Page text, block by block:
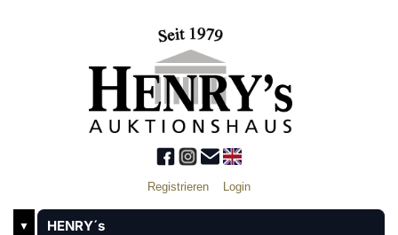
Registrieren Login
▼ HENRY´s